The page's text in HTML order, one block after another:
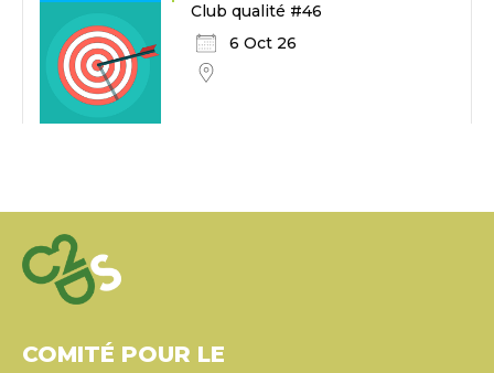
Club qualité #46
6 Oct 26
COMITÉ POUR LE